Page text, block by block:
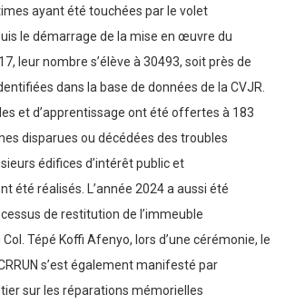
ayant été touchées par le volet
le démarrage de la mise en œuvre du
leur nombre s’élève à 30493, soit près de
dans la base de données de la CVJR.
et d’apprentissage ont été offertes à 183
disparues ou décédées des troubles
édifices d’intérêt public et
été réalisés. L’année 2024 a aussi été
de restitution de l’immeuble
Tépé Koffi Afenyo, lors d’une cérémonie, le
s’est également manifesté par
sur les réparations mémorielles